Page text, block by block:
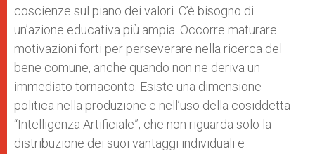
coscienze sul piano dei valori. C’è bisogno di
un’azione educativa più ampia. Occorre maturare
motivazioni forti per perseverare nella ricerca del
bene comune, anche quando non ne deriva un
immediato tornaconto. Esiste una dimensione
politica nella produzione e nell’uso della cosiddetta
“Intelligenza Artificiale”, che non riguarda solo la
distribuzione dei suoi vantaggi individuali e